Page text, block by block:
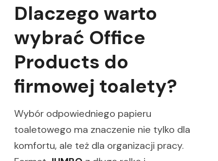
Dlaczego warto
wybrać Office
Products do
firmowej toalety?
Wybór odpowiedniego papieru
toaletowego ma znaczenie nie tylko dla
komfortu, ale też dla organizacji pracy.